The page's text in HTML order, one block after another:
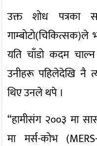
उक्त शोध पत्रका
गाम्बोटो(चिकित्सक)ले
यति चाँडो कदम
उनीहरू पहिलेदेखि नै
थिए उनले थपे ।
“हामीसंग २००३ मा
मा मर्स-कोभ